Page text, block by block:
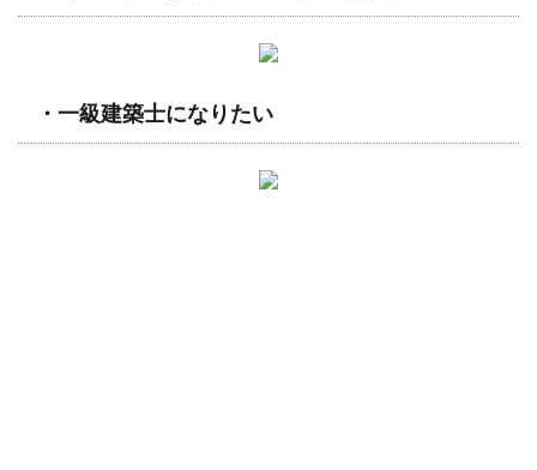
・一級建築士になりたい